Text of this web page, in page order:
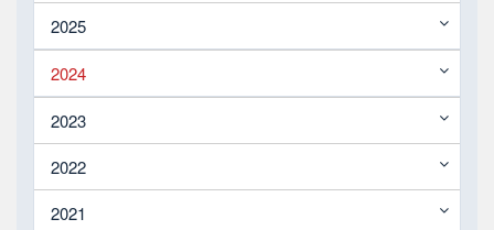
2025
2024
2023
2022
2021